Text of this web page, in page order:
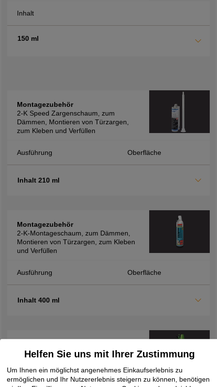
Inhalt
150 ml
Montagezubehör
2-K Speed Zargenschaum, zum
Dämmen, Montieren von Türzargen,
zum Kleben und Verfüllen
Ausführung Oberfläche
Inhalt 210 ml
Montagezubehör
2-K-Montageschaum, zum Dämmen,
Montieren von Türzargen, zum Kleben
und Verfüllen
Ausführung Oberfläche
Inhalt 400 ml
2K-Montageschaum FM710, zur
Dämmung und Isolierung, schnelle
Verarbeitung durch kurze
Helfen Sie uns mit Ihrer Zustimmung
Um Ihnen ein möglichst angenehmes Einkaufserlebnis zu
ermöglichen und Ihr Nutzererlebnis steigern zu können, benötigen